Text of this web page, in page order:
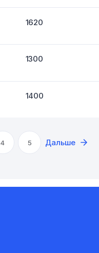
1620
1300
1400
4 5 Дальше